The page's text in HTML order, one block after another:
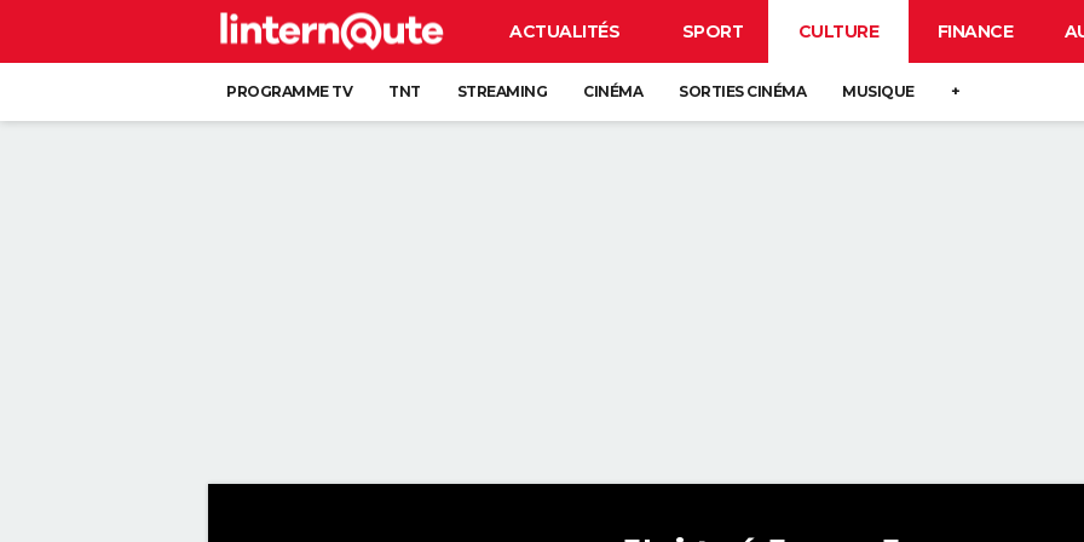
ACTUALITÉS SPORT CULTURE FINANCE
PROGRAMME TV TNT STREAMING CINÉMA SORTIES CINÉMA MUSIQUE +